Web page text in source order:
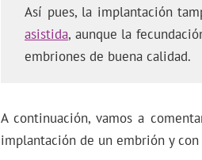
Así pues, la implantación
asistida, aunque la
embriones de buena calidad.
A continuación, vamos a
implantación de un embrión y